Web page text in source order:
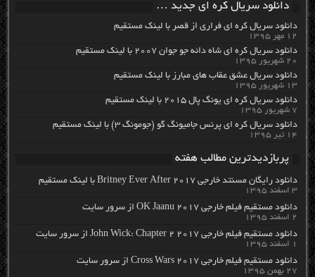
دانلود سریال کره ای جدید …
دانلود سریال کره ای فراری از قصر با لینک مستقیم
۱۲ مهر ۱۳۹۵
دانلود سریال کره ای شاه دائه جو جوان ۲۰۰۷ با لینک مستقیم
۲۰ شهریور ۱۳۹۵
دانلود سریال عشق عقاب های مبارز با لینک مستقیم
۱۳ شهریور ۱۳۹۵
دانلود سریال کره ای یونگ پال ۲۰۱۵ با لینک مستقیم
۷ شهریور ۱۳۹۵
دانلود سریال کره ای پرنس جامیونگ گو (جومونگ ۳) با لینک مستقیم
۱۴ تیر ۱۳۹۵
پربازدیدترین مطالب هفته
دانلود رایگان مسنتد خارجی Britney Ever After 2017 با لینک مستقیم
۳ اسفند ۱۳۹۵
دانلود مستقیم فیلم خارجی OK Jaanu 2017 از سرور سایت
۲ اسفند ۱۳۹۵
دانلود مستقیم فیلم خارجی John Wick: Chapter 2 2017 از سرور سایت
۱ اسفند ۱۳۹۵
دانلود مستقیم فیلم خارجی Cross Wars 2017 از سرور سایت
۲۷ بهمن ۱۳۹۵